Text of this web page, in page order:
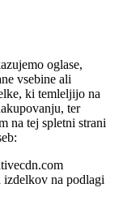
oglase,
vsebine ali
ki temleljijo na
ter
na tej spletni strani
na podlagi